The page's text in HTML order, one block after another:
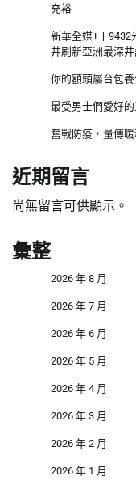
充裕
新華全媒+丨9432
井刷新亞洲最深
你的額頭屬台包
最受男士們愛好
奮戰防疫，量傳
近期留言
尚無留言可供顯示。
彙整
2026 年 8 月
2026 年 7 月
2026 年 6 月
2026 年 5 月
2026 年 4 月
2026 年 3 月
2026 年 2 月
2026 年 1 月